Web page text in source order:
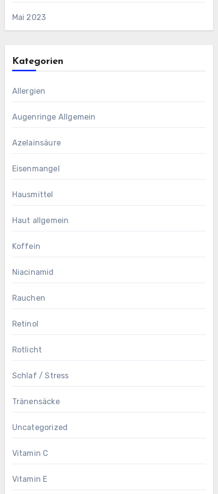
Mai 2023
Kategorien
Allergien
Augenringe Allgemein
Azelainsäure
Eisenmangel
Hausmittel
Haut allgemein
Koffein
Niacinamid
Rauchen
Retinol
Rotlicht
Schlaf / Stress
Tränensäcke
Uncategorized
Vitamin C
Vitamin E